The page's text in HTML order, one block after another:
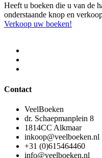
Heeft u boeken die u van de
onderstaande knop en
Verkoop uw boeken!
Contact
VeelBoeken
dr. Schaepmanplein 8
1814CC Alkmaar
inkoop@veelboeken.nl
+31 (0)615464460
info@veelboeken.nl